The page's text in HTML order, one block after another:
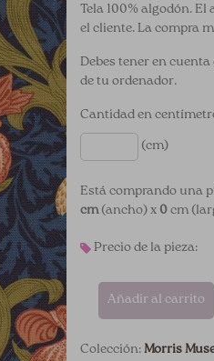
Tela 100% algodón. El
el cliente. La compra
Debes tener en
de tu ordenador.
Cantidad en
(cm)
Está comprando una
cm(ancho) x 0cm
Precio de la pieza:
Añadir al carrito
Colección:Morris